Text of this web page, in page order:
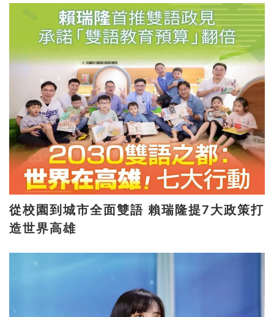
從校園到城市全面雙語 賴瑞隆提7大政策打
造世界高雄